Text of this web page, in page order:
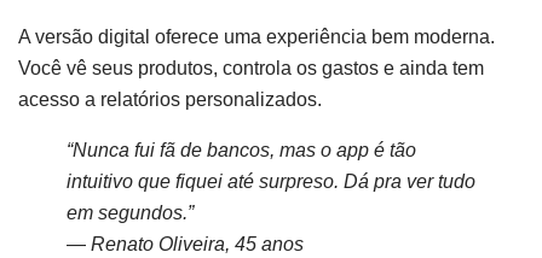
A versão digital oferece uma experiência bem moderna.
Você vê seus produtos, controla os gastos e ainda tem
acesso a relatórios personalizados.
“Nunca fui fã de bancos, mas o app é tão
intuitivo que fiquei até surpreso. Dá pra ver tudo
em segundos.”
— Renato Oliveira, 45 anos